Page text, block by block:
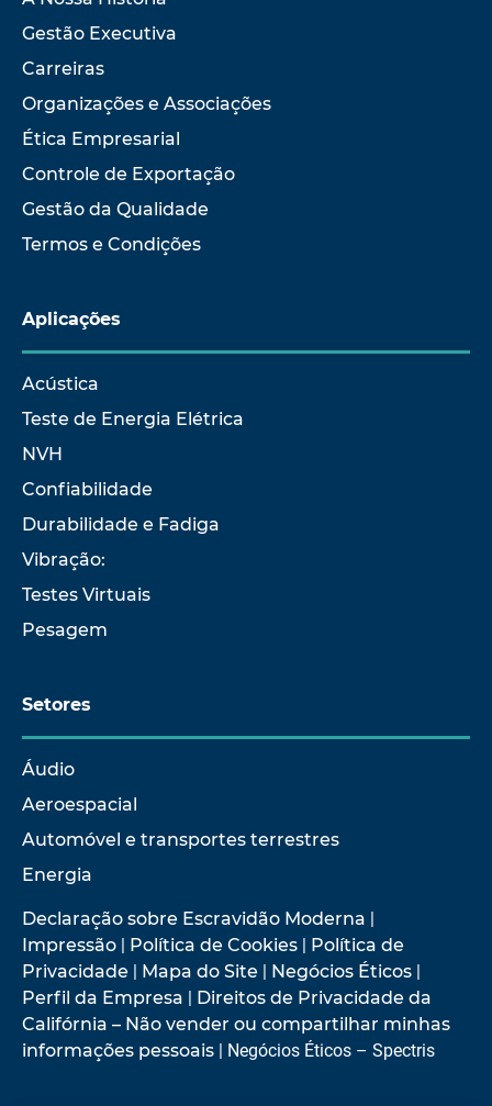
Gestão Executiva
Carreiras
Organizações e Associações
Ética Empresarial
Controle de Exportação
Gestão da Qualidade
Termos e Condições
Aplicações
Acústica
Teste de Energia Elétrica
NVH
Confiabilidade
Durabilidade e Fadiga
Vibração:
Testes Virtuais
Pesagem
Setores
Áudio
Aeroespacial
Automóvel e transportes terrestres
Energia
Declaração sobre Escravidão Moderna |
Impressão | Política de Cookies | Política de
Privacidade | Mapa do Site | Negócios Éticos |
Perfil da Empresa | Direitos de Privacidade da
Califórnia – Não vender ou compartilhar minhas
informações pessoais | Negócios Éticos – Spectris